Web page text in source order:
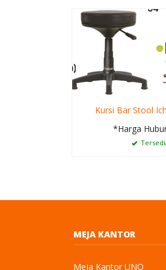
Kursi Bar Stool
*Harga
MEJA KANTOR
Meja Kantor UNO